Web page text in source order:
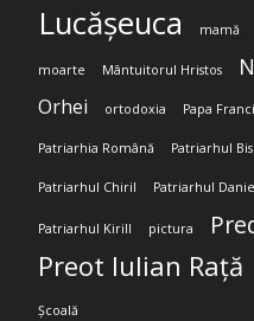
Lucășeuca mamă
moarte Mântuitorul Hristos
Orhei ortodoxia Papa
Patriarhia Română Patriarhul
Patriarhul Chiril Patriarhul
Patriarhul Kirill pictura
Preot Iulian Rață
Școală